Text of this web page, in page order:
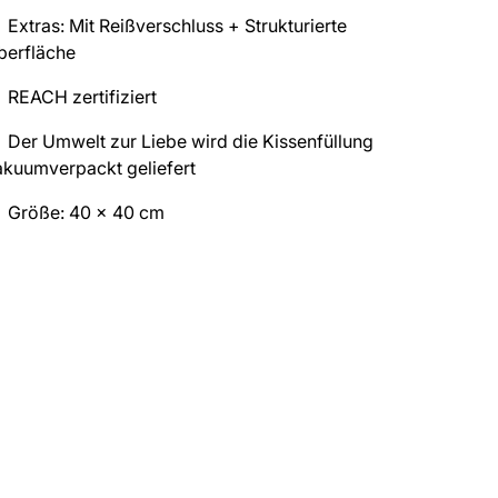
Extras: Mit Reißverschluss + Strukturierte
REACH zertifiziert
Der Umwelt zur Liebe wird die Kissenfüllung
geliefert
Größe: 40 x 40 cm